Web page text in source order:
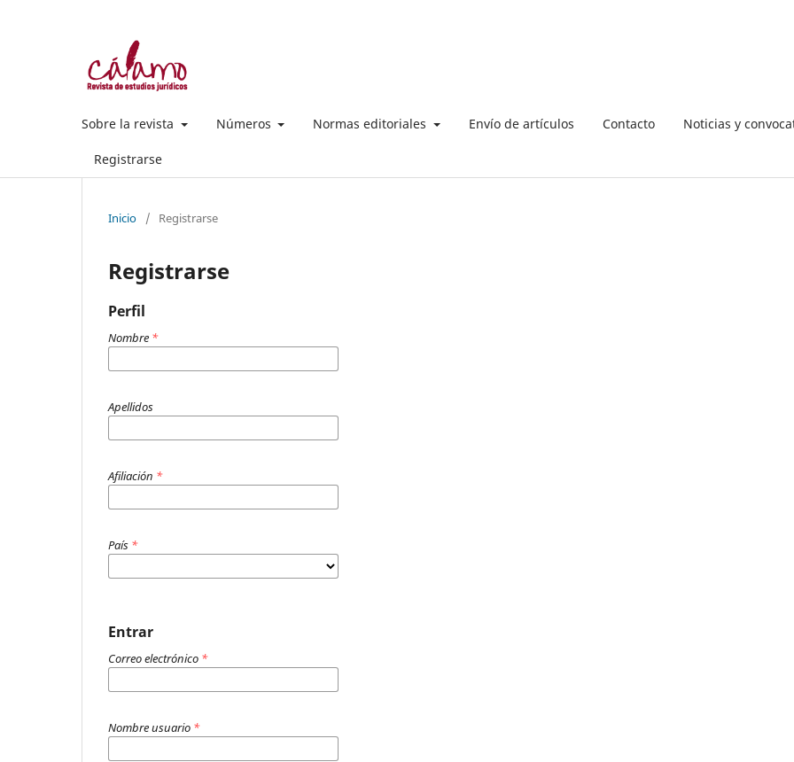
Sobre la revista Números Normas editoriales Envío de artículos Contacto Noticias y
Registrarse
Inicio / Registrarse
Registrarse
Perfil
Nombre *
Apellidos
Afiliación *
País *
Entrar
Correo electrónico *
Nombre usuario *